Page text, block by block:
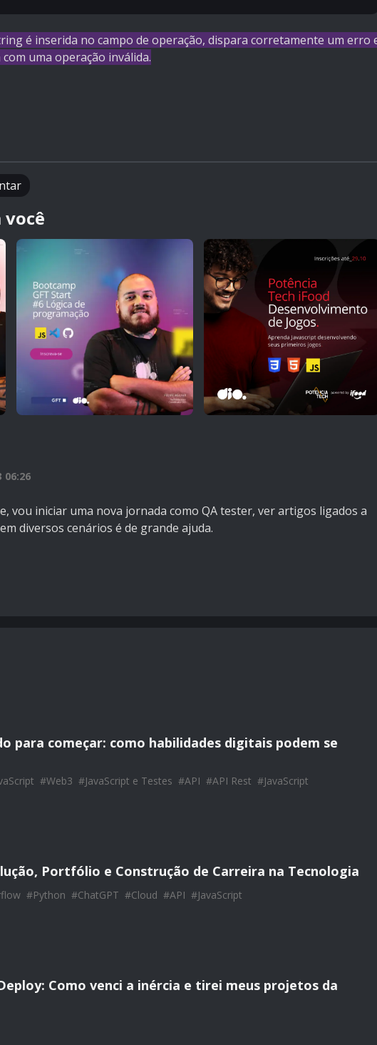
é inserida no campo de operação, dispara corretamente um erro
uma operação inválida.
você
06:26
vou iniciar uma nova jornada como QA tester, ver artigos ligados a
diversos cenários é de grande ajuda.
para começar: como habilidades digitais podem se
#Web3 #JavaScript e Testes #API #API Rest #JavaScript
Portfólio e Construção de Carreira na Tecnologia
#Python #ChatGPT #Cloud #API #JavaScript
Como venci a inércia e tirei meus projetos da